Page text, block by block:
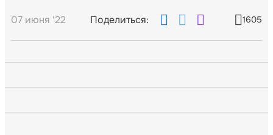
07 июня '22 Поделиться: 1605